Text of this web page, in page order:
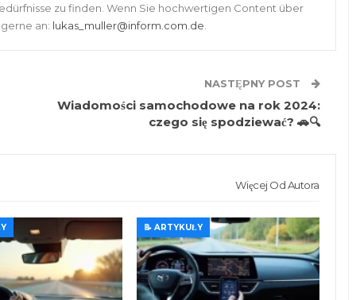
zu finden. Wenn Sie hochwertigen Content über
an: lukas_muller@inform.com.de
NASTĘPNY POST
Wiadomości samochodowe na rok 2024:
czego się spodziewać? 🚗🔍
Więcej Od Autora
📝 ARTYKUŁY